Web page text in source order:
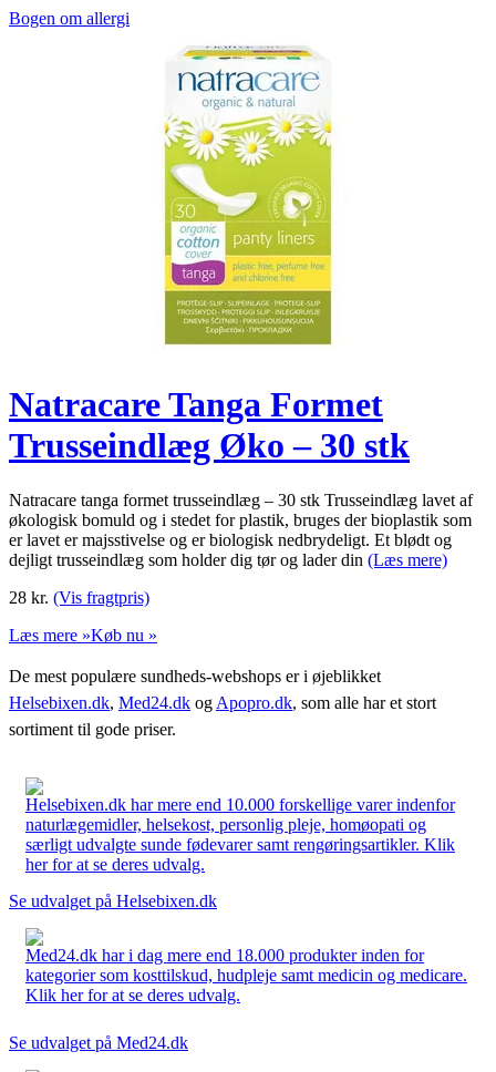
Bogen om allergi
Natracare Tanga Formet
Trusseindlæg Øko – 30 stk
Natracare tanga formet trusseindlæg – 30 stk Trusseindlæg lavet af
økologisk bomuld og i stedet for plastik, bruges der bioplastik som
er lavet er majsstivelse og er biologisk nedbrydeligt. Et blødt og
dejligt trusseindlæg som holder dig tør og lader din (Læs mere)
28 kr. (Vis fragtpris)
Læs mere »Køb nu »
De mest populære sundheds-webshops er i øjeblikket
Helsebixen.dk, Med24.dk og Apopro.dk, som alle har et stort
sortiment til gode priser.
Helsebixen.dk har mere end 10.000 forskellige varer indenfor
naturlægemidler, helsekost, personlig pleje, homøopati og
særligt udvalgte sunde fødevarer samt rengøringsartikler. Klik
her for at se deres udvalg.
Se udvalget på Helsebixen.dk
Med24.dk har i dag mere end 18.000 produkter inden for
kategorier som kosttilskud, hudpleje samt medicin og medicare.
Klik her for at se deres udvalg.
Se udvalget på Med24.dk